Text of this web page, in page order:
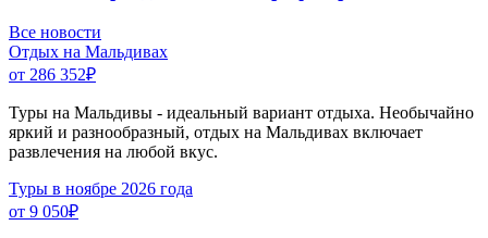
Все новости
Отдых на Мальдивах
от 286 352₽
Туры на Мальдивы - идеальный вариант отдыха. Необычайно
яркий и разнообразный, отдых на Мальдивах включает
развлечения на любой вкус.
Туры в ноябре 2026 года
от 9 050₽